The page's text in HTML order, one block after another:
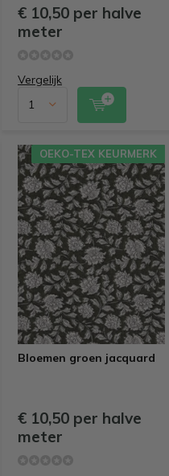
€ 10,50 per halve
meter
Vergelijk
Bloemen groen jacquard
OEKO-TEX KEURMERK
€ 10,50 per halve
meter